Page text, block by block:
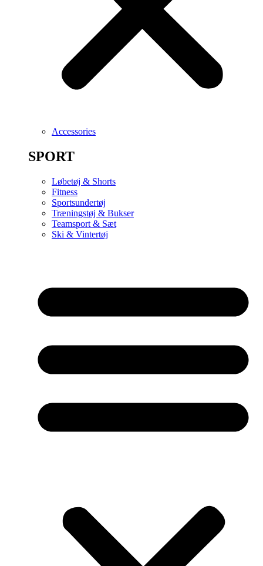
Accessories
SPORT
Løbetøj & Shorts
Fitness
Sportsundertøj
Træningstøj & Bukser
Teamsport & Sæt
Ski & Vintertøj